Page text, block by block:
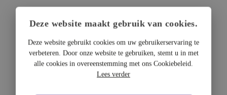
DTF Hardware
DTF Printers
Deze website maakt gebruik van cookies.
Deze website gebruikt cookies om uw gebruikerservaring te
verbeteren. Door onze website te gebruiken, stemt u in met
alle cookies in overeenstemming met ons Cookiebeleid.
Lees verder